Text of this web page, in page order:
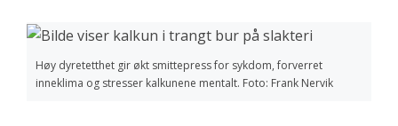
Høy dyretetthet gir økt smittepress for sykdom, forverret
inneklima og stresser kalkunene mentalt. Foto: Frank Nervik